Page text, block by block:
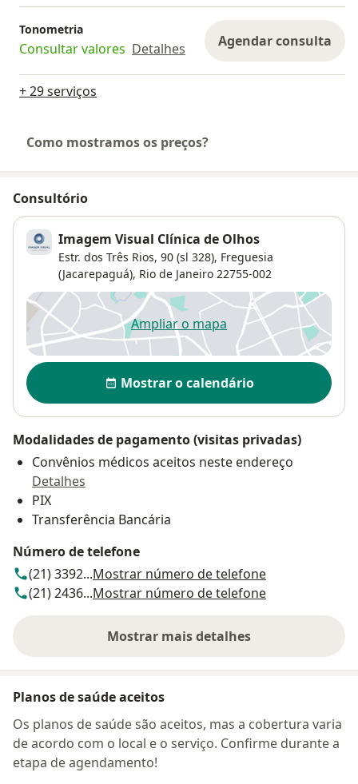
Tonometria
Consultar valores Detalhes Agendar consulta
+ 29 serviços
Como mostramos os preços?
Consultório
Imagem Visual Clínica de Olhos
Estr. dos Três Rios, 90 (sl 328), Freguesia
(Jacarepaguá), Rio de Janeiro 22755-002
Ampliar o mapaabre num novo separador
Disponibilidade
Mostrar o calendário
Modalidades de pagamento (visitas privadas)
Convênios médicos aceitos neste endereço
Detalhes
PIX
Transferência Bancária
Número de telefone
(21) 3392...Mostrar número de telefone
(21) 2436...Mostrar número de telefone
Mostrar mais detalhes
sobre o endereço
Planos de saúde aceitos
Os planos de saúde são aceitos, mas a cobertura varia
de acordo com o local e o serviço. Confirme durante a
etapa de agendamento!